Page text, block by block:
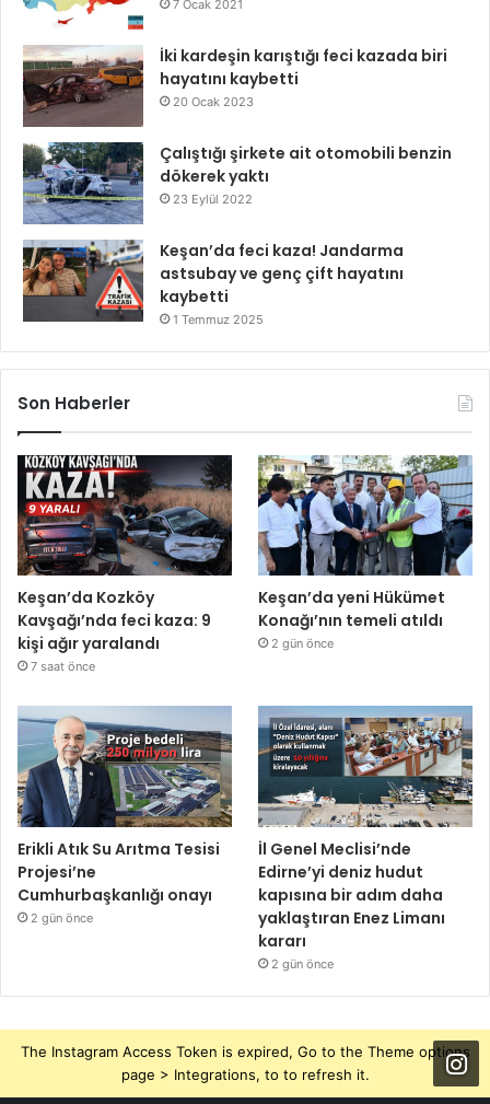
7 Ocak 2021
İki kardeşin karıştığı feci kazada biri
hayatını kaybetti
20 Ocak 2023
Çalıştığı şirkete ait otomobili benzin
dökerek yaktı
23 Eylül 2022
Keşan’da feci kaza! Jandarma
astsubay ve genç çift hayatını
kaybetti
1 Temmuz 2025
Son Haberler
Keşan’da Kozköy
Kavşağı’nda feci kaza: 9
kişi ağır yaralandı
7 saat önce
Keşan’da yeni Hükümet
Konağı’nın temeli atıldı
2 gün önce
Erikli Atık Su Arıtma Tesisi
Projesi’ne
Cumhurbaşkanlığı onayı
2 gün önce
İl Genel Meclisi’nde
Edirne’yi deniz hudut
kapısına bir adım daha
yaklaştıran Enez Limanı
kararı
2 gün önce
The Instagram Access Token is expired, Go to the Theme options
page > Integrations, to to refresh it.